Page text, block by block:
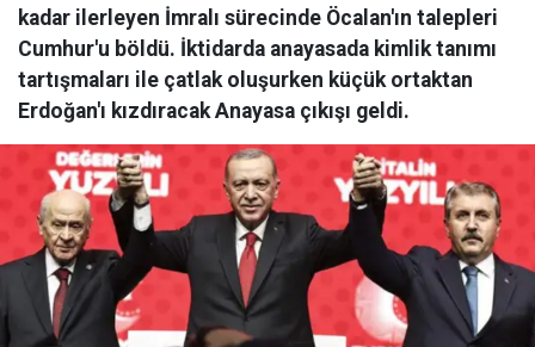
kadar ilerleyen İmralı sürecinde Öcalan'ın talepleri
Cumhur'u böldü. İktidarda anayasada kimlik tanımı
tartışmaları ile çatlak oluşurken küçük ortaktan
Erdoğan'ı kızdıracak Anayasa çıkışı geldi.